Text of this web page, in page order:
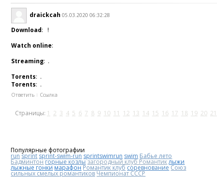
draickcah 05.03.2020 06:32:28
Download: !
Watch online:
Streaming: .
Torents: .
Torents: .
Ответить Ссылка
Страницы: 1 2 3 4 5 6 7 8 9 10 11 12 13 14 15 16 17 18 19 20 21
Популярные фотографии
run sprint sprint-swim-run sprintswimrun swim Бабье лето
Бадминтонгорные козлы загородный клуб Романтиклыжи
лыжные гонки марафонРомантик клубсоревнованиеСоюз
сильных смелых романтиковЧемпионат СССР